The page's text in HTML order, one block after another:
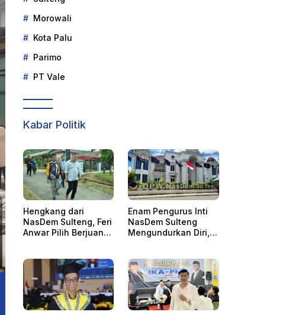
Morowali
Kota Palu
Parimo
PT Vale
Kabar Politik
Hengkang dari
NasDem Sulteng, Feri
Anwar Pilih Berjuang
Enam Pengurus Inti
NasDem Sulteng
Mengundurkan Diri, 4